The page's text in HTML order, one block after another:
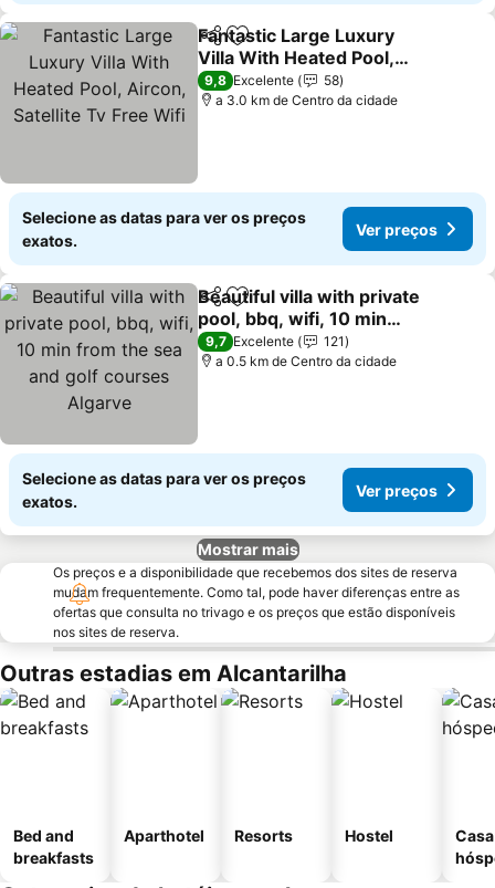
PartilharAdicionar aos favoritos
Fantastic Large Luxury
Villa With Heated Pool,
Aircon, Satellite Tv Free
Wifi
Ver preços
9,8 Excelente
58
a 3.0 km de Centro da cidade
Selecione as datas para ver os preços
exatos.
Ver preços
PartilharAdicionar aos favoritos
Beautiful villa with private
pool, bbq, wifi, 10 min
from the sea and golf
courses Algarve
Ver preços
9,7 Excelente
121
a 0.5 km de Centro da cidade
Selecione as datas para ver os preços
exatos.
Ver preços
Mostrar mais
Os preços e a disponibilidade que recebemos dos sites de reserva
mudam frequentemente. Como tal, pode haver diferenças entre as
ofertas que consulta no trivago e os preços que estão disponíveis
nos sites de reserva.
Outras estadias em Alcantarilha
Bed and
breakfasts
Aparthotel Resorts Hostel